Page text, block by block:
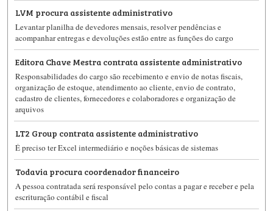
LVM procura assistente administrativo
Levantar planilha de devedores mensais, resolver pendências e
acompanhar entregas e devoluções estão entre as funções do cargo
Editora Chave Mestra contrata assistente administrativo
Responsabilidades do cargo são recebimento e envio de notas fiscais,
organização de estoque, atendimento ao cliente, envio de contrato,
cadastro de clientes, fornecedores e colaboradores e organização de
arquivos
LT2 Group contrata assistente administrativo
É preciso ter Excel intermediário e noções básicas de sistemas
Todavia procura coordenador financeiro
A pessoa contratada será responsável pelo contas a pagar e receber e pela
escrituração contábil e fiscal